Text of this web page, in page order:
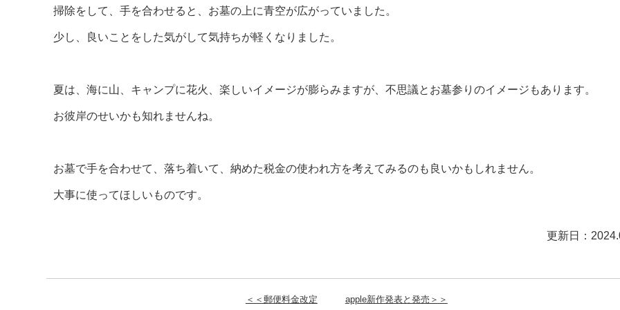
掃除をして、手を合わせると、お墓の上に青空が広がっていました。
少し、良いことをした気がして気持ちが軽くなりました。
夏は、海に山、キャンプに花火、楽しいイメージが膨らみますが、不思議とお墓参りのイメージもあります。
お彼岸のせいかも知れませんね。
お墓で手を合わせて、落ち着いて、納めた税金の使われ方を考えてみるのも良いかもしれません。
大事に使ってほしいものです。
更新日：
＜＜郵便料金改定 apple新作発表と発売＞＞